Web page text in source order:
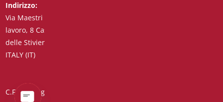
Indirizzo:
Via Maestri del
lavoro, 8 Castiglione
delle Stiviere 46043
ITALY (IT)
C.F./P.I./Reg. Impr. 01890020207 – R.E.A. n° 206739 – Capitale